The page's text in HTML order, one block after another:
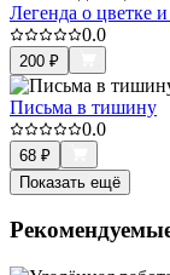
Легенда о цветке
0.0
200 ₽
Письма в тишину
0.0
68 ₽
Показать ещё